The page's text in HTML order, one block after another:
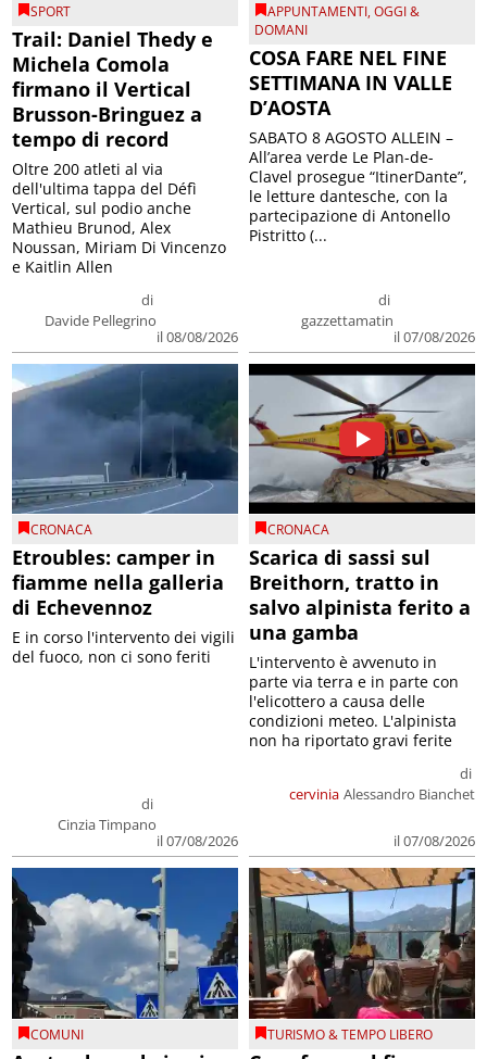
SPORT
Trail: Daniel Thedy e
Michela Comola
firmano il Vertical
Brusson-Bringuez a
tempo di record
di
Davide Pellegrino
il 08/08/2026
Oltre 200 atleti al via
dell'ultima tappa del Défì
Vertical, sul podio anche
Mathieu Brunod, Alex
Noussan, Miriam Di Vincenzo
e Kaitlin Allen
APPUNTAMENTI,OGGI &
DOMANI
COSA FARE NEL FINE
SETTIMANA IN VALLE
D’AOSTA
di
gazzettamatin
il 07/08/2026
SABATO 8 AGOSTO ALLEIN –
All’area verde Le Plan-de-
Clavel prosegue “ItinerDante”,
le letture dantesche, con la
partecipazione di Antonello
Pistritto (...
CRONACA
Etroubles: camper in
fiamme nella galleria
di Echevennoz
di
Cinzia Timpano
il 07/08/2026
E in corso l'intervento dei vigili
del fuoco, non ci sono feriti
CRONACA
Scarica di sassi sul
Breithorn, tratto in
salvo alpinista ferito a
una gamba
cervinia
di
Alessandro Bianchet
il 07/08/2026
L'intervento è avvenuto in
parte via terra e in parte con
l'elicottero a causa delle
condizioni meteo. L'alpinista
non ha riportato gravi ferite
COMUNI TURISMO & TEMPO LIBERO